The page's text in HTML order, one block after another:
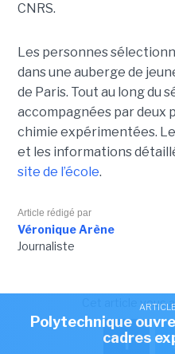
CNRS.
Les personnes
dans une auberge de
de Paris. Tout au long du
accompagnées par deux
chimie expérimentées.
et les informations
site de l’école.
Article rédigé par
Véronique Arène
Journaliste
Cet article vous
Polytechnique
cadres